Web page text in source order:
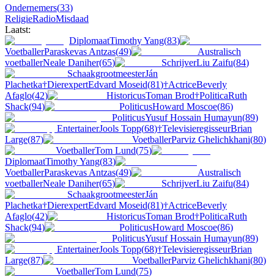
Ondernemers(33)
ReligieRadioMisdaad
Laatst:
DiplomaatTimothy Yang(83)
VoetballerParaskevas Antzas(49)
Australisch
voetballerNeale Daniher(65) SchrijverLiu Zaifu(84)
SchaakgrootmeesterJán
Plachetka†DierexpertEdvard Moseid(81)†ActriceBeverly
Afaglo(42) HistoricusToman Brod†PoliticaRuth
Shack(94) PoliticusHoward Moscoe(86)
PoliticusYusuf Hossain Humayun(89)
EntertainerJools Topp(68)†TelevisieregisseurBrian
Large(87) VoetballerParviz Ghelichkhani(80)
VoetballerTom Lund(75)
DiplomaatTimothy Yang(83)
VoetballerParaskevas Antzas(49)
Australisch
voetballerNeale Daniher(65) SchrijverLiu Zaifu(84)
SchaakgrootmeesterJán
Plachetka†DierexpertEdvard Moseid(81)†ActriceBeverly
Afaglo(42) HistoricusToman Brod†PoliticaRuth
Shack(94) PoliticusHoward Moscoe(86)
PoliticusYusuf Hossain Humayun(89)
EntertainerJools Topp(68)†TelevisieregisseurBrian
Large(87) VoetballerParviz Ghelichkhani(80)
VoetballerTom Lund(75)